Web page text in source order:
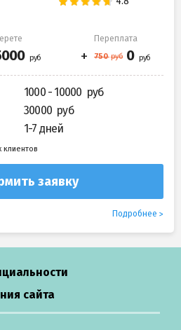
Переплата
1000 - 10000
30000
1-7 дней
клиентов
заявку
Подробнее
сайта